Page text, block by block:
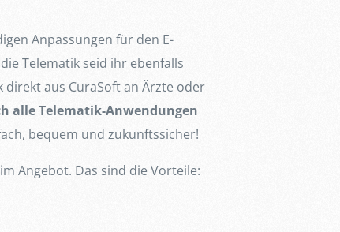
Anpassungen für den E-
Telematik seid ihr ebenfalls
direkt aus CuraSoft an Ärzte oder
alle Telematik-Anwendungen
bequem und zukunftssicher!
Angebot. Das sind die Vorteile: